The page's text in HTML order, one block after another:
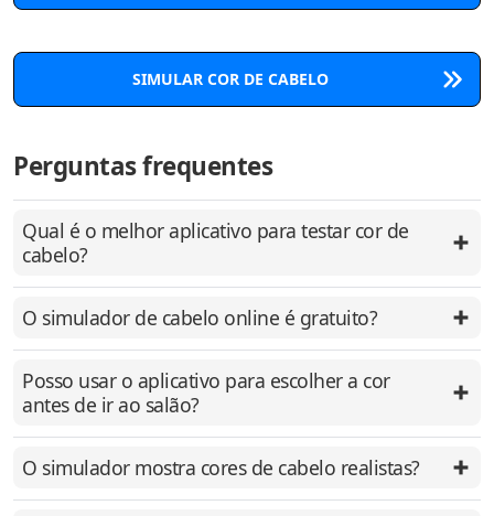
SIMULAR COR DE CABELO
Perguntas frequentes
Qual é o melhor aplicativo para testar cor de
cabelo?
O simulador de cabelo online é gratuito?
Posso usar o aplicativo para escolher a cor
antes de ir ao salão?
O simulador mostra cores de cabelo realistas?